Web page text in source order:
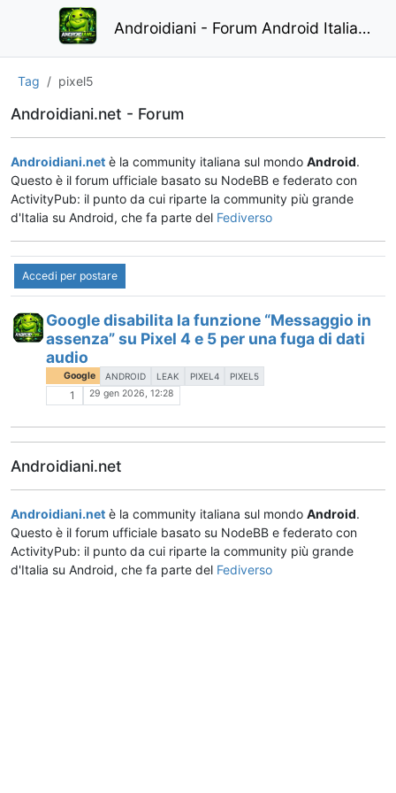
Androidiani - Forum Android Italiano
Tag pixel5
Androidiani.net - Forum
Androidiani.net è la community italiana sul mondo Android.
Questo è il forum ufficiale basato su NodeBB e federato con
ActivityPub: il punto da cui riparte la community più grande
d'Italia su Android, che fa parte del Fediverso
Accedi per postare
Google disabilita la funzione “Messaggio in
assenza” su Pixel 4 e 5 per una fuga di dati
audio
Google ANDROID LEAK PIXEL4 PIXEL5
1 29 gen 2026, 12:28
Androidiani.net
Androidiani.net è la community italiana sul mondo Android.
Questo è il forum ufficiale basato su NodeBB e federato con
ActivityPub: il punto da cui riparte la community più grande
d'Italia su Android, che fa parte del Fediverso